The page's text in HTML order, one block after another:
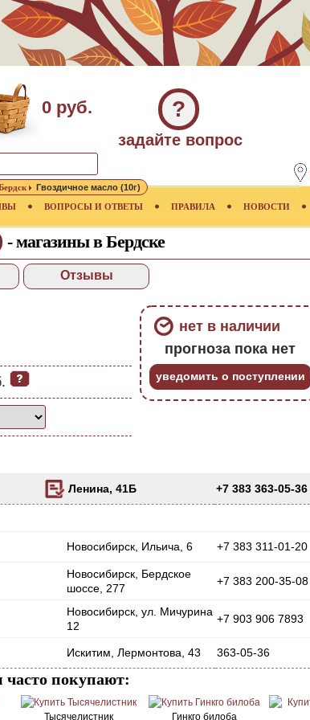
0 руб. ?
задайте вопрос
ВОПРОСЫ И ОТВЕТЫ ПРАВИЛА НОВОСТИ
Гвоздичное масло (10г)
- магазины в Бердске
Отзывы
нет в наличии
прогноза пока нет
уведомить о поступлении
Ленина, 41Б +7 383 363-05-36
Новосибирск, Ильича, 6 +7 383 311-01-20
Новосибирск, Бердское
шоссе, 277
+7 383 200-35-08
Новосибирск, ул. Мичурина
12
+7 903 906 7893
Искитим, Лермонтова, 43 363-05-36
покупают:
Тысячелистник Гинкго билоба